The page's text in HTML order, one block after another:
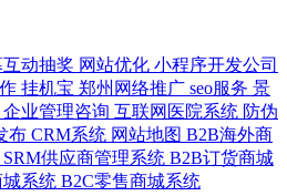
动抽奖 网站优化 小程序开发公司
挂机宝 郑州网络推广 seo服务 景
企业管理咨询 互联网医院系统 防伪
布 CRM系统 网站地图 B2B海外商
SRM供应商管理系统 B2B订货商城
城系统 B2C零售商城系统